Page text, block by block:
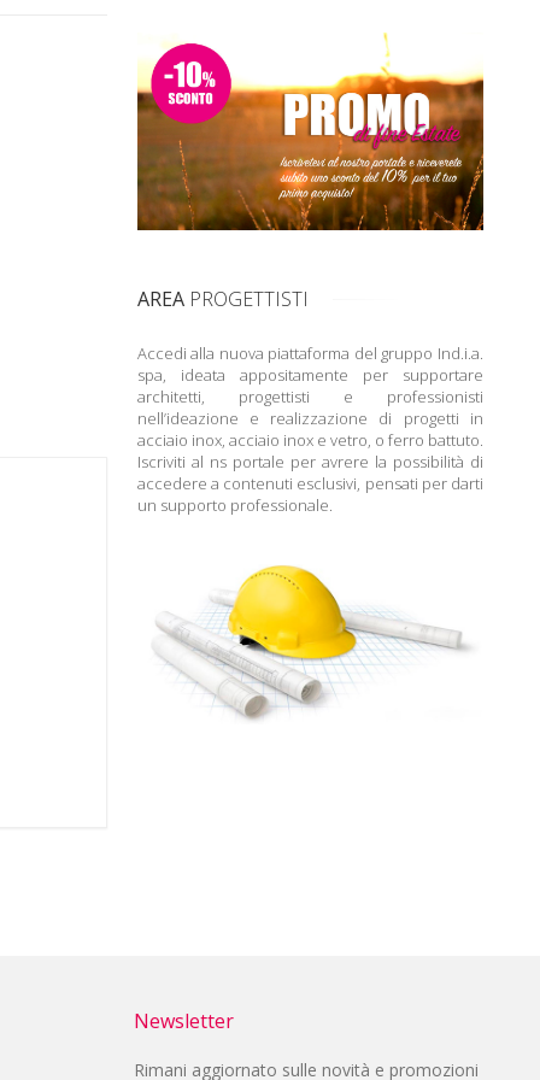
AREAPROGETTISTI
Accedi alla nuova piattaforma del gruppo Ind.i.a.
spa, ideata appositamente per supportare
architetti, progettisti e professionisti
nell’ideazione e realizzazione di progetti in
acciaio inox, acciaio inox e vetro, o ferro battuto.
Iscriviti al ns portale per avrere la possibilità di
accedere a contenuti esclusivi, pensati per darti
un supporto professionale.
Newsletter
Rimani aggiornato sulle novità e promozioni